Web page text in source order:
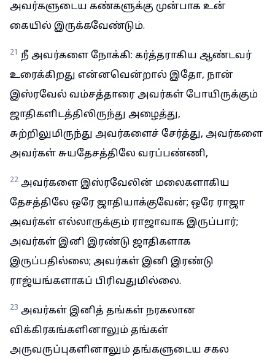
அவர்களுடைய கண்களுக்கு முன்பாக உன்
கையில் இருக்கவேண்டும்.
21 நீ அவர்களை நோக்கி: கர்த்தராகிய ஆண்டவர்
உரைக்கிறது என்னவென்றால் இதோ, நான்
இஸ்ரவேல் வம்சத்தாரை அவர்கள் போயிருக்கும்
ஜாதிகளிடத்திலிருந்து அழைத்து,
சுற்றிலுமிருந்து அவர்களைச் சேர்த்து, அவர்களை
அவர்கள் சுயதேசத்திலே வரப்பண்ணி,
22 அவர்களை இஸ்ரவேலின் மலைகளாகிய
தேசத்திலே ஒரே ஜாதியாக்குவேன்; ஒரே ராஜா
அவர்கள் எல்லாருக்கும் ராஜாவாக இருப்பார்;
அவர்கள் இனி இரண்டு ஜாதிகளாக
இருப்பதில்லை; அவர்கள் இனி இரண்டு
ராஜ்யங்களாகப் பிரிவதுமில்லை.
23 அவர்கள் இனித் தங்கள் நரகலான
விக்கிரகங்களினாலும் தங்கள்
அருவருப்புகளினாலும் தங்களுடைய சகல